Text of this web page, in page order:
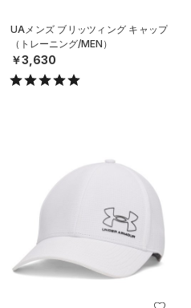
UAメンズ ブリッツィング キャップ
（トレーニング/MEN）
￥3,630